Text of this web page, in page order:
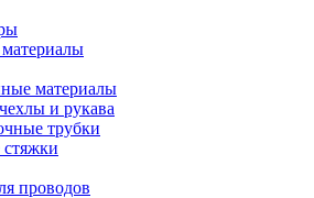
материалы
и рукава
трубки
проводов